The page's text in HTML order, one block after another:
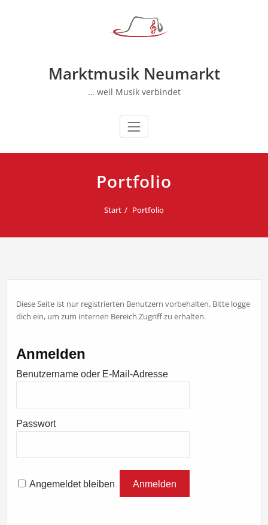
Marktmusik Neumarkt
… weil Musik verbindet
Portfolio
Start Portfolio
Diese Seite ist nur registrierten Benutzern vorbehalten. Bitte logge
dich ein, um zum internen Bereich Zugriff zu erhalten.
Anmelden
Benutzername oder E-Mail-Adresse
Passwort
Angemeldet bleiben